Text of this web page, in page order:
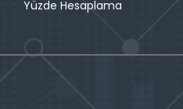
Yüzde Hesaplama